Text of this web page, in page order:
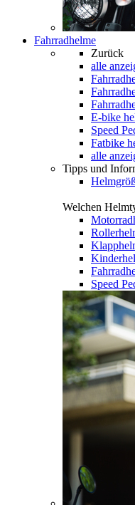
Fahrradhelme
Zurück
alle
E-bike
Speed
Fatbike
alle
Tipps und
Welchen
Speed